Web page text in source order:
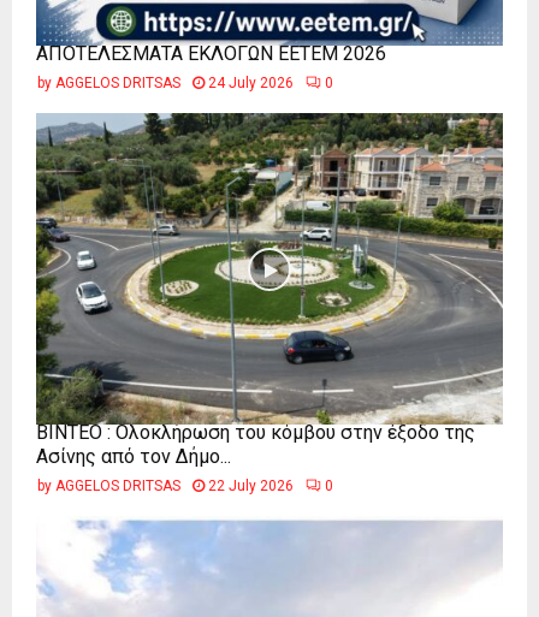
ΑΠΟΤΕΛΕΣΜΑΤΑ ΕΚΛΟΓΩΝ ΕΕΤΕΜ 2026
by AGGELOS DRITSAS 24 July 2026 0
ΒΙΝΤΕΟ : Ολοκλήρωση του κόμβου στην έξοδο της
Ασίνης από τον Δήμο...
by AGGELOS DRITSAS 22 July 2026 0